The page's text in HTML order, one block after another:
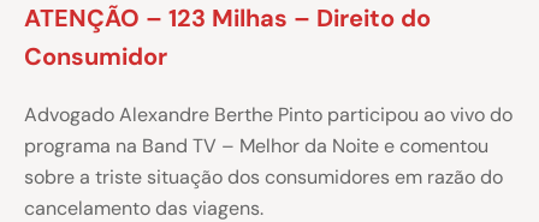
ATENÇÃO – 123 Milhas – Direito do
Consumidor
Advogado Alexandre Berthe Pinto participou ao vivo do
programa na Band TV – Melhor da Noite e comentou
sobre a triste situação dos consumidores em razão do
cancelamento das viagens.